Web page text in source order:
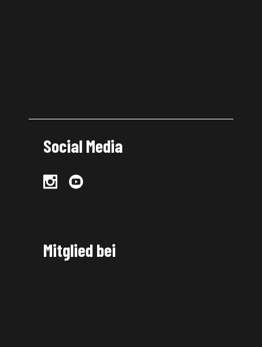
Social Media
Mitglied bei